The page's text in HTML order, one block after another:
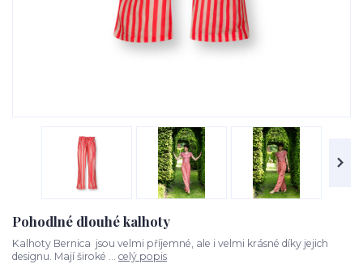
Pohodlné dlouhé kalhoty
Kalhoty Bernica jsou velmi příjemné, ale i velmi krásné díky jejich
designu. Mají široké ... celý popis